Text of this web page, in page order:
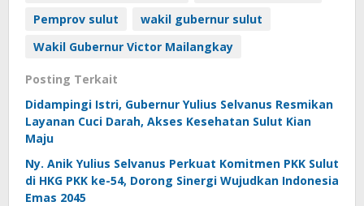
Pemprov sulut
wakil gubernur sulut
Wakil Gubernur Victor Mailangkay
Posting Terkait
Didampingi Istri, Gubernur Yulius Selvanus Resmikan
Layanan Cuci Darah, Akses Kesehatan Sulut Kian
Maju
Ny. Anik Yulius Selvanus Perkuat Komitmen PKK Sulut
di HKG PKK ke-54, Dorong Sinergi Wujudkan Indonesia
Emas 2045